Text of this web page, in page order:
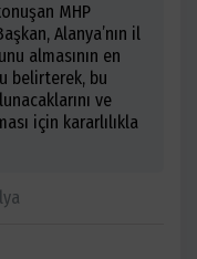
MHP
Alanya’nın il
almasının en
belirterek, bu
ve
için kararlılıkla